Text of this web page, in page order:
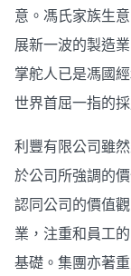
意。馮氏家族生
展新一波的製造
掌舵人已是馮國
世界首屈一指的
利豐有限公司雖
於公司所強調的
認同公司的價值
業，注重和員工
基礎。集團亦著